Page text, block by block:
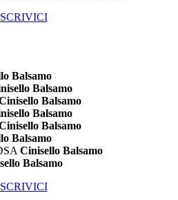
SCRIVICI
Balsamo
Balsamo
Balsamo
Balsamo
Balsamo
Balsamo
Cinisello Balsamo
Balsamo
SCRIVICI